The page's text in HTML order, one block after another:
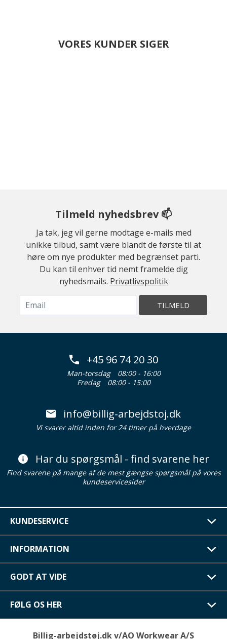
VORES KUNDER SIGER
Tilmeld nyhedsbrev 📫
Ja tak, jeg vil gerne modtage e-mails med
unikke tilbud, samt være blandt de første til at
høre om nye produkter med begrænset parti.
Du kan til enhver tid nemt framelde dig
nyhedsmails. Privatlivspolitik
TILMELD
+45 96 74 20 30
Man-torsdag
08:00 - 16:00
Fredag
08:00 - 15:00
info@billig-arbejdstoj.dk
Vi svarer altid inden for 24 timer på hverdage
Har du spørgsmål - find svarene her
Find svarene på mange af de mest gængse spørgsmål på vores
kundeservicesider
KUNDESERVICE
INFORMATION
GODT AT VIDE
FØLG OS HER
Billig-arbejdstøj.dk v/AO Workwear A/S